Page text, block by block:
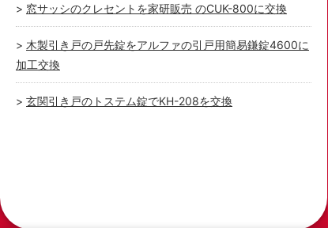
窓サッシのクレセントを家研販売 のCUK-800に交換
木製引き戸の戸先錠をアルファの引戸用簡易鎌錠4600に
加工交換
玄関引き戸のトステム錠でKH-208を交換